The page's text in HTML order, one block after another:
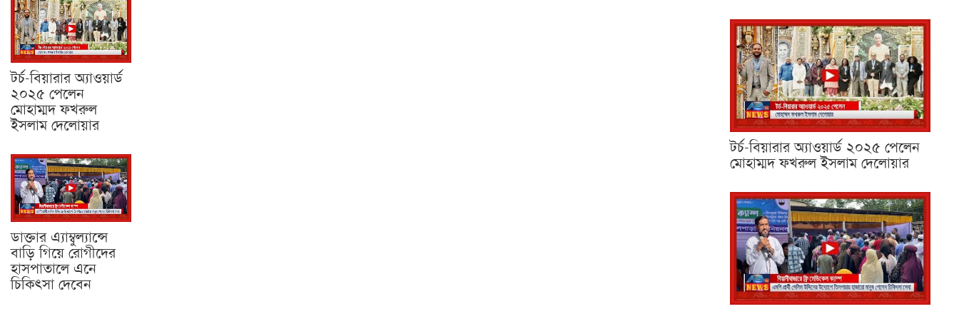
টর্চ-বিয়ারার অ্যাওয়ার্ড
২০২৫ পেলেন
মোহাম্মদ ফখরুল
ইসলাম দেলোয়ার
ডাক্তার এ্যাম্বুল্যান্সে
বাড়ি গিয়ে রোগীদের
হাসপাতালে এনে
চিকিৎসা দেবেন
টর্চ-বিয়ারার অ্যাওয়ার্ড ২০২৫ পেলেন
মোহাম্মদ ফখরুল ইসলাম দেলোয়ার